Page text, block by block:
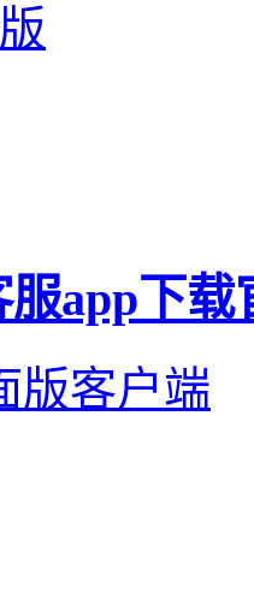
app下载
版客户端